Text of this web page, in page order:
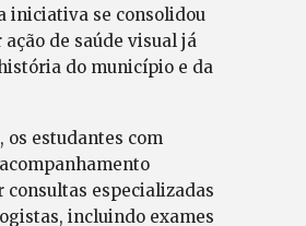
iniciativa se consolidou
de saúde visual já
do município e da
os estudantes com
consultas especializadas
incluindo exames